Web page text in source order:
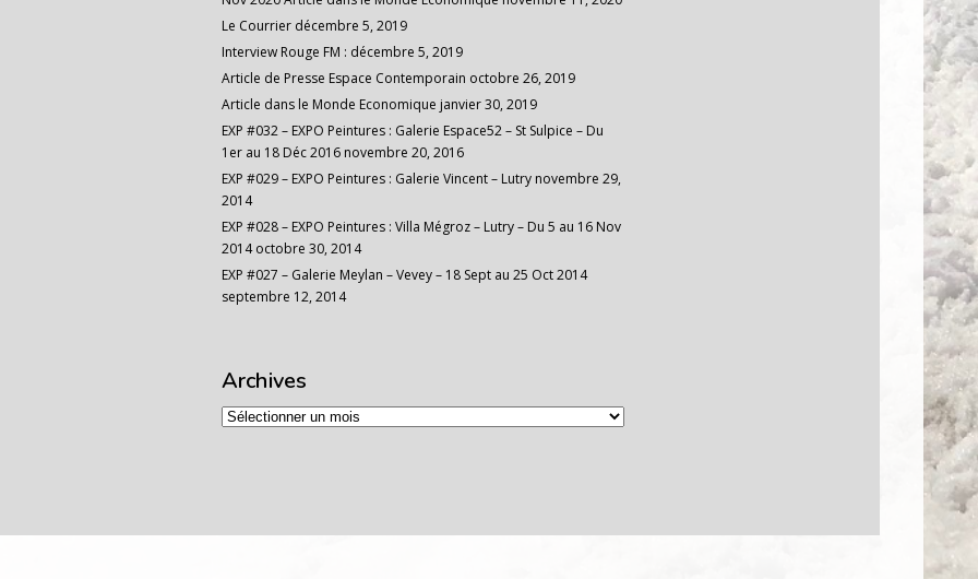
Le Courrier décembre 5, 2019
Interview Rouge FM : décembre 5, 2019
Article de Presse Espace Contemporain octobre 26, 2019
Article dans le Monde Economique janvier 30, 2019
EXP #032 – EXPO Peintures : Galerie Espace52 – St Sulpice – Du
1er au 18 Déc 2016 novembre 20, 2016
EXP #029 – EXPO Peintures : Galerie Vincent – Lutry novembre 29,
2014
EXP #028 – EXPO Peintures : Villa Mégroz – Lutry – Du 5 au 16 Nov
2014 octobre 30, 2014
EXP #027 – Galerie Meylan – Vevey – 18 Sept au 25 Oct 2014
septembre 12, 2014
Archives
Archives